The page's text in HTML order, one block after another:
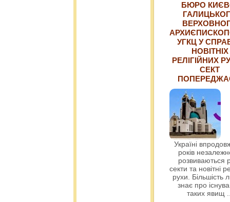
БЮРО
УГКЦ У
НОВІТНІХ
РЕЛІГІЙНИХ
СЕКТ
Україні
років
розвиваються
секти та новітні
рухи. Більшість
знає про
таких явищ